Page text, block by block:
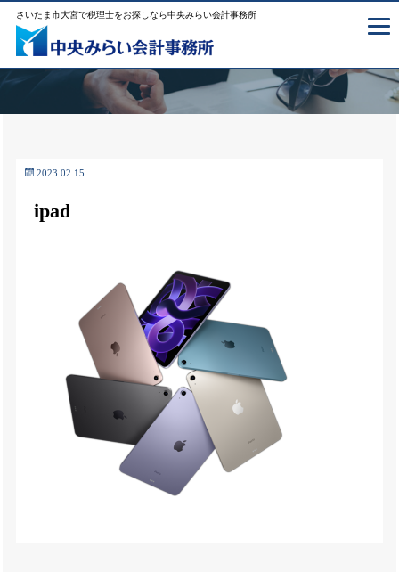
さいたま市大宮で税理士をお探しなら中央みらい会計事務所
2023.02.15
ipad